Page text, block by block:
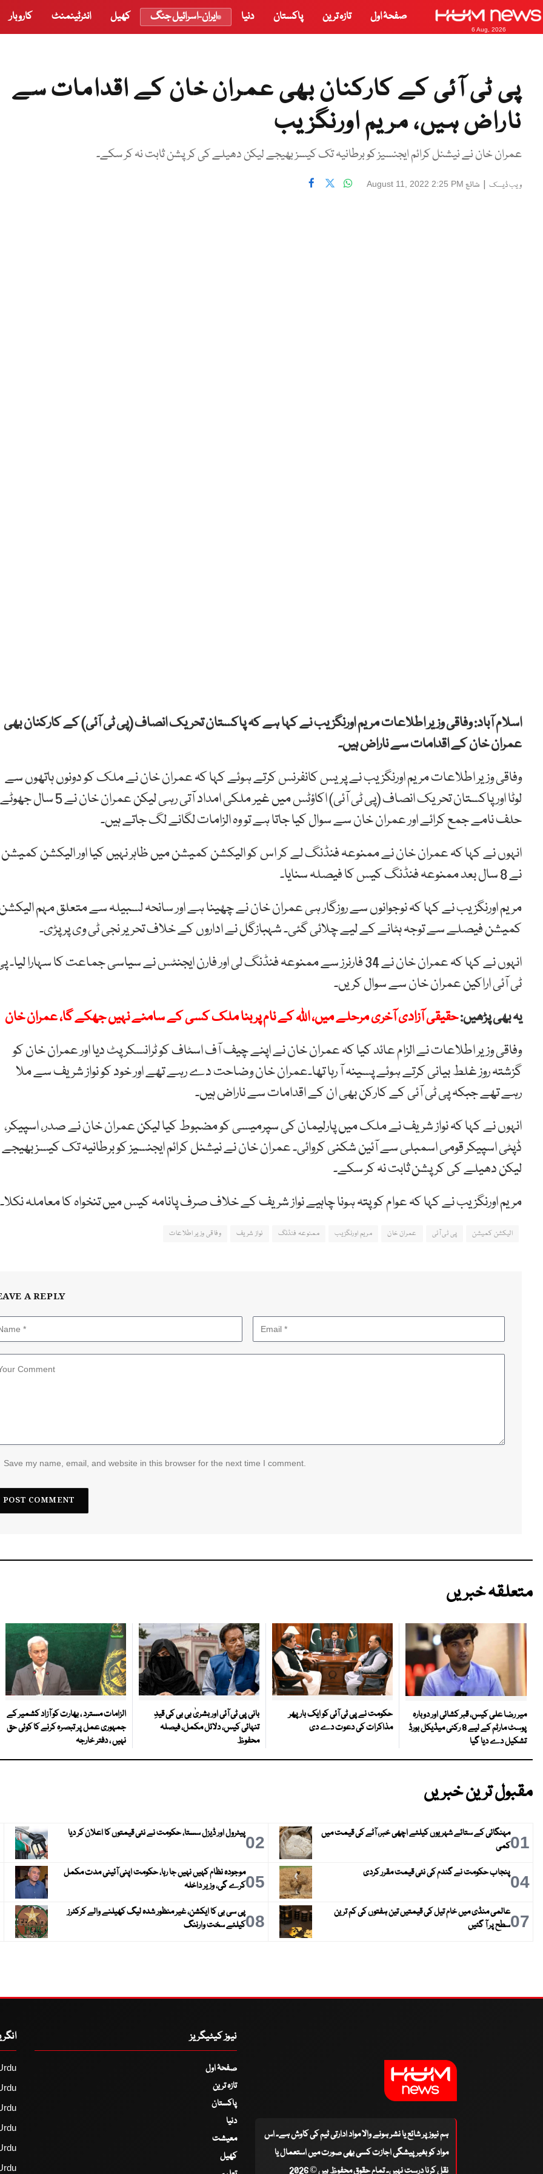
6 Aug, 2026
صفحۂ اول تازہ ترین پاکستان دنیا ایران-اسرائیل جنگ کھیل انٹرٹینمنٹ کاروبار
پی ٹی آئی کے کارکنان بھی عمران خان کے اقدامات سے
ناراض ہیں، مریم اورنگزیب
عمران خان نے نیشنل کرائم ایجنسیز کو برطانیہ تک کیسز بھیجے لیکن دھیلے کی کرپشن ثابت نہ کر سکے۔
ویب ڈیسک | شائع August 11, 2022 2:25 PM
اسلام آباد: وفاقی وزیر اطلاعات مریم اورنگزیب نے کہا ہے کہ پاکستان تحریک انصاف (پی ٹی آئی) کے کارکنان بھی
عمران خان کے اقدامات سے ناراض ہیں۔
وفاقی وزیر اطلاعات مریم اورنگزیب نے پریس کانفرنس کرتے ہوئے کہا کہ عمران خان نے ملک کو دونوں ہاتھوں سے
لوٹا اور پاکستان تحریک انصاف (پی ٹی آئی) اکاؤٹس میں غیر ملکی امداد آتی رہی لیکن عمران خان نے 5 سال جھوٹے
حلف نامے جمع کرائے اور عمران خان سے سوال کیا جاتا ہے تو وہ الزامات لگانے لگ جاتے ہیں۔
انہوں نے کہا کہ عمران خان نے ممنوعہ فنڈنگ لے کر اس کو الیکشن کمیشن میں ظاہر نہیں کیا اور الیکشن کمیشن
نے 8 سال بعد ممنوعہ فنڈنگ کیس کا فیصلہ سنایا۔
مریم اورنگزیب نے کہا کہ نوجوانوں سے روزگار ہی عمران خان نے چھینا ہے اور سانحہ لسبیلہ سے متعلق مہم
کمیشن فیصلے سے توجہ ہٹانے کے لیے چلائی گئی۔ شہبازگل نے اداروں کے خلاف تحریر نجی ٹی وی پر پڑی۔
انہوں نے کہا کہ عمران خان نے 34 فارنرز سے ممنوعہ فنڈنگ لی اور فارن ایجنٹس نے سیاسی جماعت کا سہارا لیا۔
ٹی آئی اراکین عمران خان سے سوال کریں۔
یہ بھی پڑھیں:حقیقی آزادی آخری مرحلے میں، اللہ کے نام پر بنا ملک کسی کے سامنے نہیں جھکے گا، عمران خان
وفاقی وزیر اطلاعات نے الزام عائد کیا کہ عمران خان نے اپنے چیف آف اسٹاف کو ٹرانسکرپٹ دیا اور عمران خان کو
گزشتہ روز غلط بیانی کرتے ہوئے پسینہ آ رہا تھا۔عمران خان وضاحت دے رہے تھے اور خود کو نواز شریف سے ملا
رہے تھے جبکہ پی ٹی آئی کے کارکن بھی ان کے اقدامات سے ناراض ہیں۔
انہوں نے کہا کہ نواز شریف نے ملک میں پارلیمان کی سپرمیسی کو مضبوط کیا لیکن عمران خان نے صدر، اسپیکر،
ڈپٹی اسپیکر قومی اسمبلی سے آئین شکنی کروائی۔ عمران خان نے نیشنل کرائم ایجنسیز کو برطانیہ تک کیسز بھیجے
لیکن دھیلے کی کرپشن ثابت نہ کر سکے۔
مریم اورنگزیب نے کہا کہ عوام کو پتہ ہونا چاہیے نواز شریف کے خلاف صرف پانامہ کیس میں تنخواہ کا معاملہ نکلا۔
الیکشن کمیشن پی ٹی آئی عمران خان مریم اورنگزیب ممنوعہ فنڈنگ نواز شریف وفاقی وزیر اطلاعات
A REPLY
Save my name, email, and website in this browser for the next time I comment.
متعلقہ خبریں
میر رضا علی کیس، قبر کشائی اور دوبارہ
پوسٹ مارٹم کے لیے 8 رکنی میڈیکل بورڈ
تشکیل دے دیا گیا
حکومت نے پی ٹی آئی کو ایک بارپھر
مذاکرات کی دعوت دے دی
بانی پی ٹی آئی اور بشریٰ بی بی کی قیدِ
تنہائی کیس، دلائل مکمل، فیصلہ
محفوظ
الزامات مسترد ، بھارت کو آزاد کشمیر کے
جمہوری عمل پر تبصرہ کرنے کا کوئی حق
نہیں ، دفتر خارجہ
مقبول ترین خبریں
01مہنگائی کے ستائے شہریوں کیلئے اچھی خبر، آٹے کی قیمت میں
کمی
02پیٹرول اور ڈیزل سستا، حکومت نے نئی قیمتوں کا اعلان کر دیا
04پنجاب حکومت نے گندم کی نئی قیمت مقرر کردی 05موجودہ نظام کہیں نہیں جا رہا، حکومت اپنی آئینی مدت مکمل
کرے گی، وزیر داخلہ
07عالمی منڈی میں خام تیل کی قیمتیں تین ہفتوں کی کم ترین
سطح پر آ گئیں
08پی سی بی کا ایکشن، غیر منظور شدہ لیگ کھیلنے والے کرکٹرز
کیلئے سخت وارننگ
ہم نیوز پر شائع یا نشر ہونے والا مواد ادارتی ٹیم کی کاوش ہے۔ اس
مواد کو بغیر پیشگی اجازت کسی بھی صورت میں استعمال یا
نقل کرنا درست نہیں۔ تمام حقوق محفوظ ہیں © 2026
نیوز کیٹیگریز
صفحۂ اول
تازہ ترین
پاکستان
دنیا
معیشت
کھیل